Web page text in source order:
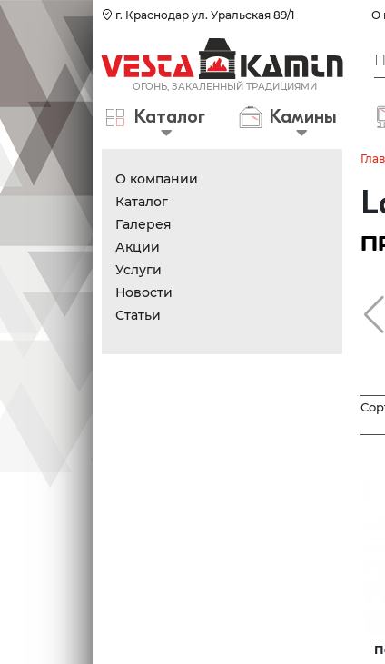
г. Краснодар ул. Уральская 89/1 О
Каталог Камины
О компании
Каталог
Галерея
Акции
Услуги
Новости
Статьи